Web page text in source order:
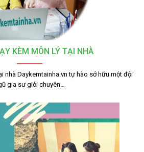
KÈM MÔN LÝ TẠI NHÀ
nhà Daykemtainha.vn tự hào sở hữu một đội
gia sư giỏi chuyên…